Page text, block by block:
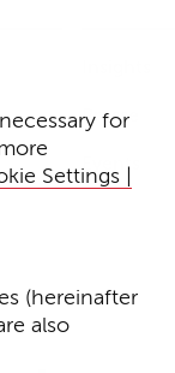
for
Settings |
(hereinafter
also
Presse
Events